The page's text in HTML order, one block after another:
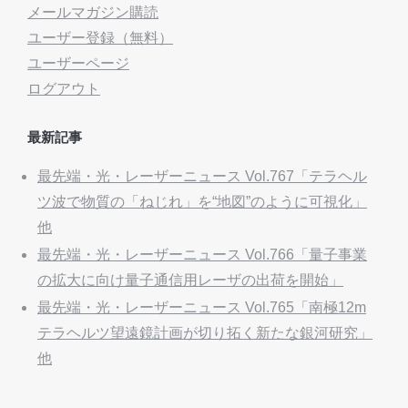
メールマガジン購読
ユーザー登録（無料）
ユーザーページ
ログアウト
最新記事
最先端・光・レーザーニュース Vol.767「テラヘル
ツ波で物質の「ねじれ」を“地図”のように可視化」
他
最先端・光・レーザーニュース Vol.766「量子事業
の拡大に向け量子通信用レーザの出荷を開始」
最先端・光・レーザーニュース Vol.765「南極12m
テラヘルツ望遠鏡計画が切り拓く新たな銀河研究」
他